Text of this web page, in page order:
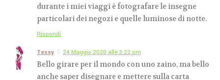
durante i miei viaggi è fotografare le insegne
particolari dei negozi e quelle luminose di notte.
Rispondi
Tessy 24 Maggio 2020 alle 3:22 pm
Bello girare per il mondo con uno zaino, ma bello
anche saper disegnare e mettere sulla carta